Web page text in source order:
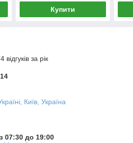
Купити
за рік
Київ, Україна
07:30 до 19:00